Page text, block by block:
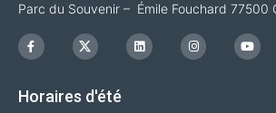
Parc du Souvenir – Émile Fouchard 77500
F
a
c
o
I
c
o
x
L
i
n
I
n
s
Y
o
u
Horaires d'été